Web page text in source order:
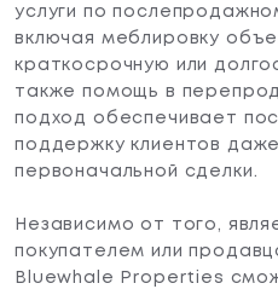
услуги по
включая меблировку
краткосрочную или
также помощь в
подход обеспечивает
поддержку клиентов
первоначальной сделки.
Независимо от того,
покупателем или
Bluewhale Properties